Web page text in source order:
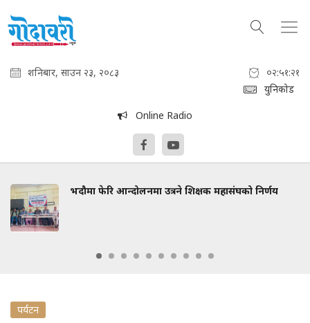
शनिबार, साउन २३, २०८३
०२:५१:२२
युनिकोड
Online Radio
भदौमा फेरि आन्दोलनमा उत्रने शिक्षक महासंघको निर्णय
पर्यटन